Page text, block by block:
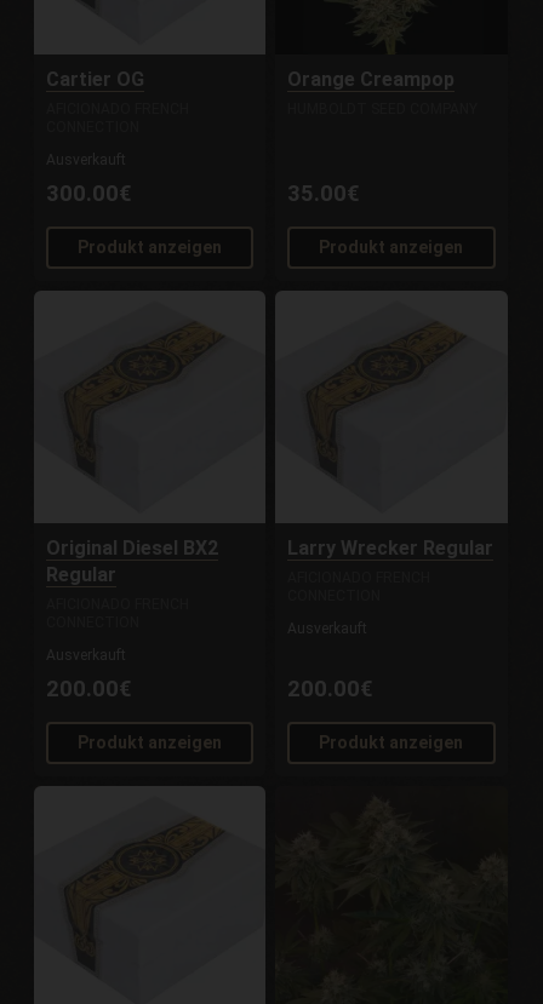
Cartier OG
Ausverkauft
300.00€
Produkt anzeigen
Orange Creampop
35.00€
Produkt anzeigen
Original Diesel BX2
Regular
Ausverkauft
200.00€
Produkt anzeigen
Larry Wrecker Regular
Ausverkauft
200.00€
Produkt anzeigen